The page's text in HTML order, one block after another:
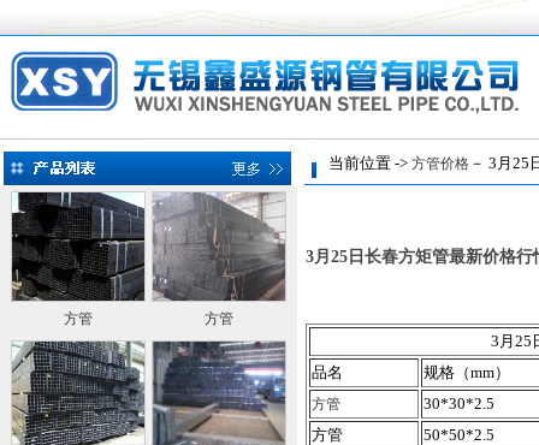
方管 方管
当前位置 -> 方管价格 － 3月25
3月25日长春方矩管最新价格行
3月25
品名
规格（mm）
方管
30*30*2.5
方管
50*50*2.5